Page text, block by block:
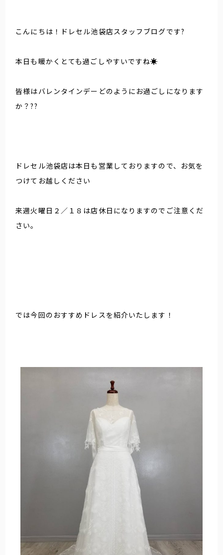
こんにちは！ドレセル池袋店スタッフブログです?
本日も暖かくとても過ごしやすいですね☀️
皆様はバレンタインデーどのようにお過ごしになります
か？??
ドレセル池袋店は本日も営業しておりますので、お気を
つけてお越しください
来週火曜日２／１８は店休日になりますのでご注意くだ
さい。
では今回のおすすめドレスを紹介いたします！